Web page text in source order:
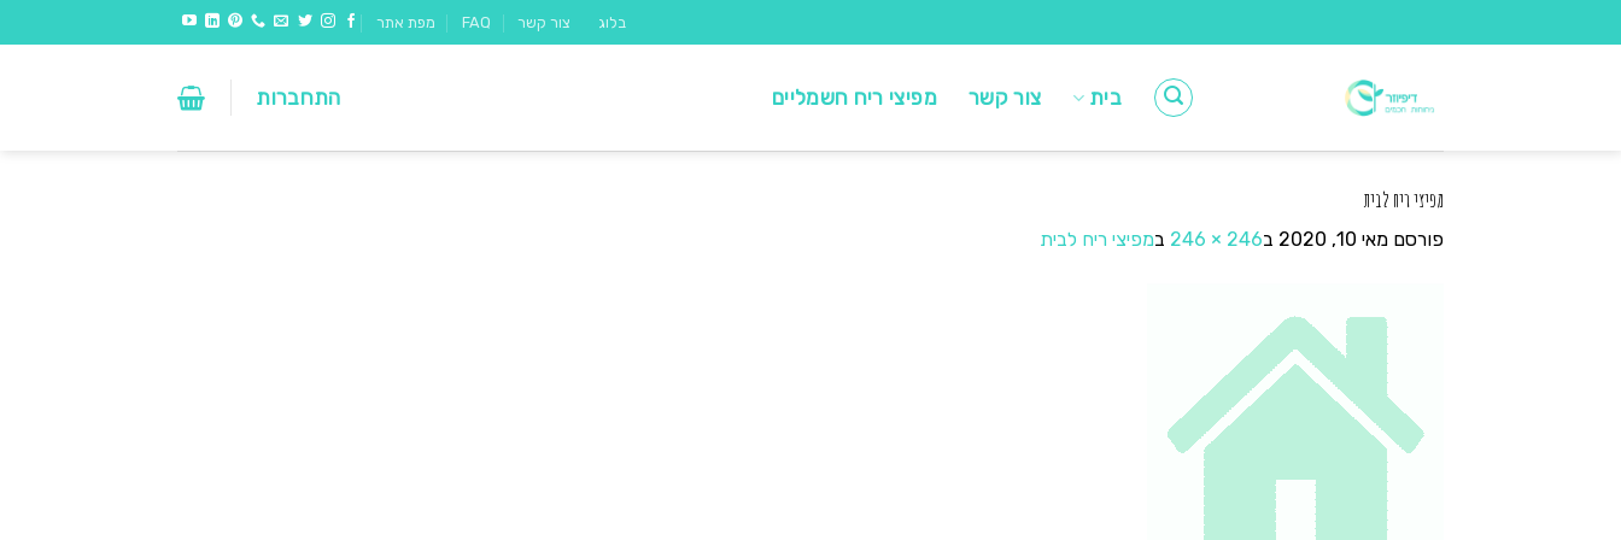
to
בלוג צור קשר FAQ מפת אתר
בית צור קשר מפיצי ריח חשמליים התחברות
מפיצי ריח לבית
פורסם מאי 10, 2020 ב246 × 246 במפיצי ריח לבית